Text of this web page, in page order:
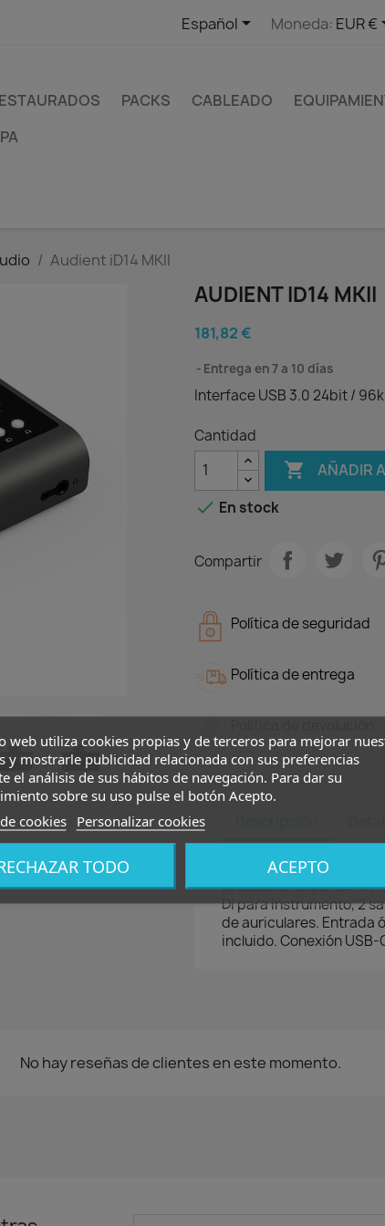
Español Moneda: EUR €
PACKS CABLEADO
Audient iD14 MKII

AUDIENT ID14 MKII
181,82 €
Entrega en 7 a 10 días
Interface USB 3.0 24bit /
Cantidad
 AÑADIR
 En stock
Compartir
Política de seguridad
Política de entrega
Interface USB 3.0 con
prestaciones para
DI para instrumento, 2
de auriculares. Entrada
incluido. Conexión USB-
No hay reseñas de clientes en este momento.
web utiliza cookies propias y de terceros para mejorar
y mostrarle publicidad relacionada con sus preferencias
el análisis de sus hábitos de navegación. Para dar su
sobre su uso pulse el botón Acepto.
cookies
Personalizar cookies
TODO ACEPTO